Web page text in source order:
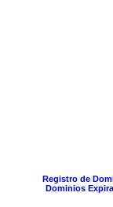
Registro de
Dominios